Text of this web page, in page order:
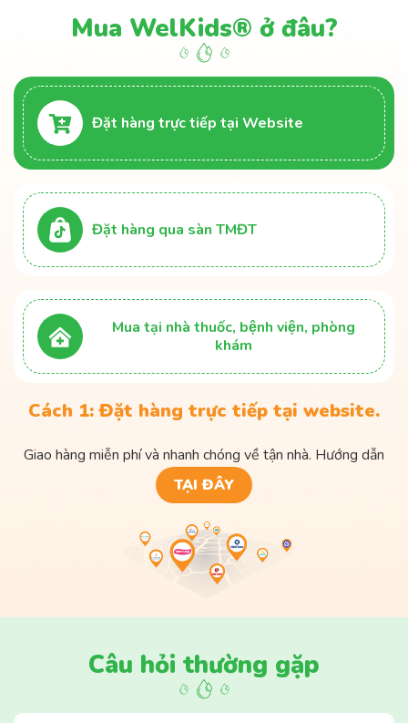
Mua WelKids® ở đâu?
Đặt hàng trực tiếp tại Website
Đặt hàng qua sàn TMĐT
Mua tại nhà thuốc, bệnh viện, phòng
khám
Cách 1: Đặt hàng trực tiếp tại website.
Giao hàng miễn phí và nhanh chóng về tận nhà. Hướng dẫn
TẠI ĐÂY
Câu hỏi thường gặp